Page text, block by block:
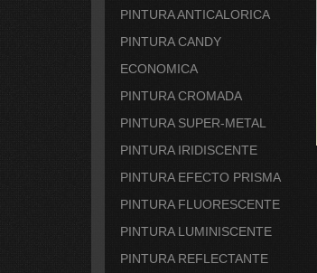
PINTURA ANTICALORICA
PINTURA CANDY
ECONOMICA
PINTURA CROMADA
PINTURA SUPER-METAL
PINTURA IRIDISCENTE
PINTURA EFECTO PRISMA
PINTURA FLUORESCENTE
PINTURA LUMINISCENTE
PINTURA REFLECTANTE